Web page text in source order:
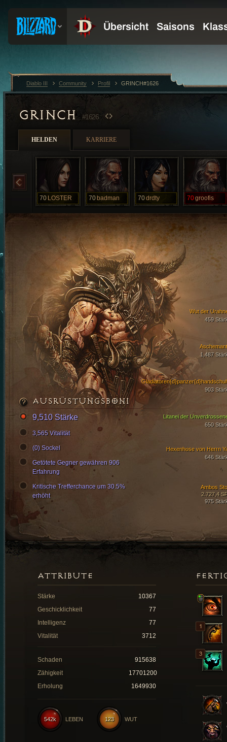
GRINCH#1626
HELDEN KARRIERE
70 LOSTER 70 badman 70drdty 70groofis
1,487
903
Wut der
459
Hexenhose von Herrn
646
Ambos
2.727,4
975
Litanei der
650
AUSRÜSTUNGSBONI
9,510 Stärke
3,565 Vitalität
(0) Sockel
Getötete Gegner gewähren 906
Erfahrung
Kritische Trefferchance um 30.5%
erhöht
ATTRIBUTE
Stärke
10367
Geschicklichkeit
77
Intelligenz
77
Vitalität
3712
Schaden
915638
Zähigkeit
17701200
Erholung
1649930
123 WUT
542k LEBEN
Diablo III Community Profil GRINCH#1626